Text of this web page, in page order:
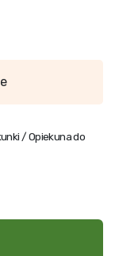
/ Opiekuna do